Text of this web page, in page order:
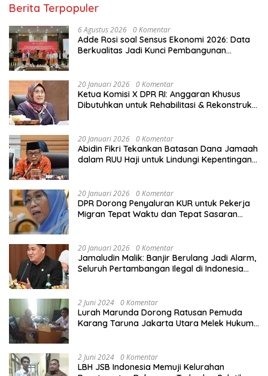
Berita Terpopuler
6 Agustus 2026 0 Komentar
Adde Rosi soal Sensus Ekonomi 2026: Data
Berkualitas Jadi Kunci Pembangunan
20 Januari 2026 0 Komentar
Ketua Komisi X DPR RI: Anggaran Khusus
Dibutuhkan untuk Rehabilitasi & Rekonstruksi
20 Januari 2026 0 Komentar
Abidin Fikri Tekankan Batasan Dana Jamaah
dalam RUU Haji untuk Lindungi Kepentingan
20 Januari 2026 0 Komentar
DPR Dorong Penyaluran KUR untuk Pekerja
Migran Tepat Waktu dan Tepat Sasaran
20 Januari 2026 0 Komentar
Jamaludin Malik: Banjir Berulang Jadi Alarm,
Seluruh Pertambangan Ilegal di Indonesia
2 Juni 2024 0 Komentar
Lurah Marunda Dorong Ratusan Pemuda
Karang Taruna Jakarta Utara Melek Hukum
2 Juni 2024 0 Komentar
LBH JSB Indonesia Memuji Kelurahan